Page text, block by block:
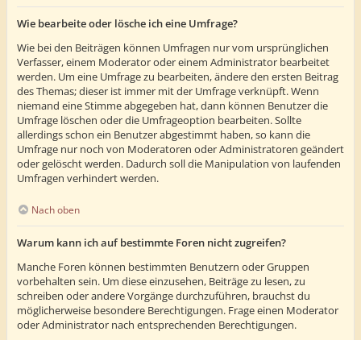
Wie bearbeite oder lösche ich eine Umfrage?
Wie bei den Beiträgen können Umfragen nur vom ursprünglichen
Verfasser, einem Moderator oder einem Administrator bearbeitet
werden. Um eine Umfrage zu bearbeiten, ändere den ersten Beitrag
des Themas; dieser ist immer mit der Umfrage verknüpft. Wenn
niemand eine Stimme abgegeben hat, dann können Benutzer die
Umfrage löschen oder die Umfrageoption bearbeiten. Sollte
allerdings schon ein Benutzer abgestimmt haben, so kann die
Umfrage nur noch von Moderatoren oder Administratoren geändert
oder gelöscht werden. Dadurch soll die Manipulation von laufenden
Umfragen verhindert werden.
Nach oben
Warum kann ich auf bestimmte Foren nicht zugreifen?
Manche Foren können bestimmten Benutzern oder Gruppen
vorbehalten sein. Um diese einzusehen, Beiträge zu lesen, zu
schreiben oder andere Vorgänge durchzuführen, brauchst du
möglicherweise besondere Berechtigungen. Frage einen Moderator
oder Administrator nach entsprechenden Berechtigungen.